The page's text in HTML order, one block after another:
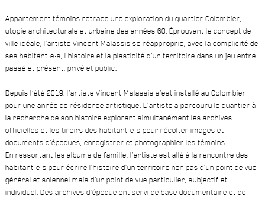
Appartement témoins retrace une exploration du quartier Colombier,
utopie architecturale et urbaine des années 60. Éprouvant le concept de
ville idéale, l’artiste Vincent Malassis se réapproprie, avec la complicité de
ses habitant·e·s, l’histoire et la plasticité d’un territoire dans un jeu entre
passé et présent, privé et public.
Depuis l’été 2019, l’artiste Vincent Malassis s’est installé au Colombier
pour une année de résidence artistique. L’artiste a parcouru le quartier à
la recherche de son histoire explorant simultanément les archives
officielles et les tiroirs des habitant·e·s pour récolter images et
documents d’époques, enregistrer et photographier les témoins.
En ressortant les albums de famille, l’artiste est allé à la rencontre des
habitant·e·s pour écrire l’histoire d’un territoire non pas d’un point de vue
général et solennel mais d’un point de vue particulier, subjectif et
individuel. Des archives d’époque ont servi de base documentaire et de